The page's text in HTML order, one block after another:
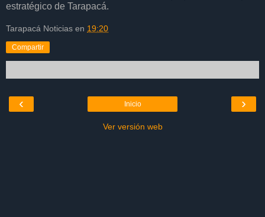
estratégico de Tarapacá.
Tarapacá Noticias en 19:20
Compartir
‹ ›
Inicio
Ver versión web